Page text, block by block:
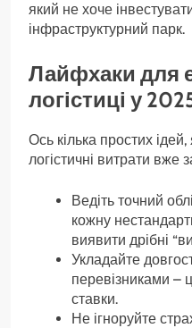
який не хоче
інфраструктурний парк.
Лайфхаки для
логістиці у
Ось кілька простих
логістичні витрати вже
Ведіть точний
кожну
виявити дрібні
Укладайте
перевізниками –
ставки.
Не ігноруйте